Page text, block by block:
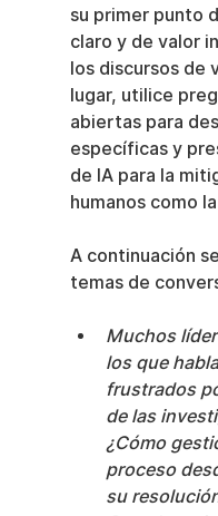
su primer punto
claro y de valor
los discursos de
lugar, utilice
abiertas para
específicas y
de IA para la
humanos como
A continuación
temas de
Muchos
los que
frustrados
de las
¿Cómo
proceso
su